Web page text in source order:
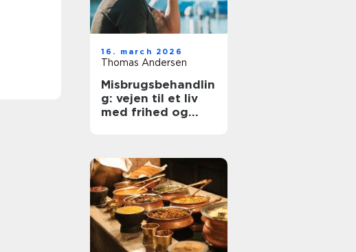
16. march 2026
Thomas Andersen
Misbrugsbehandlin
g: vejen til et liv
med frihed og